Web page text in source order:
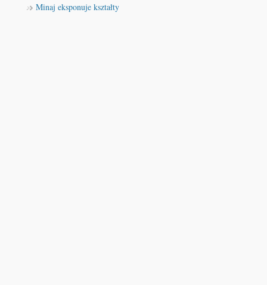
Minaj eksponuje kształty